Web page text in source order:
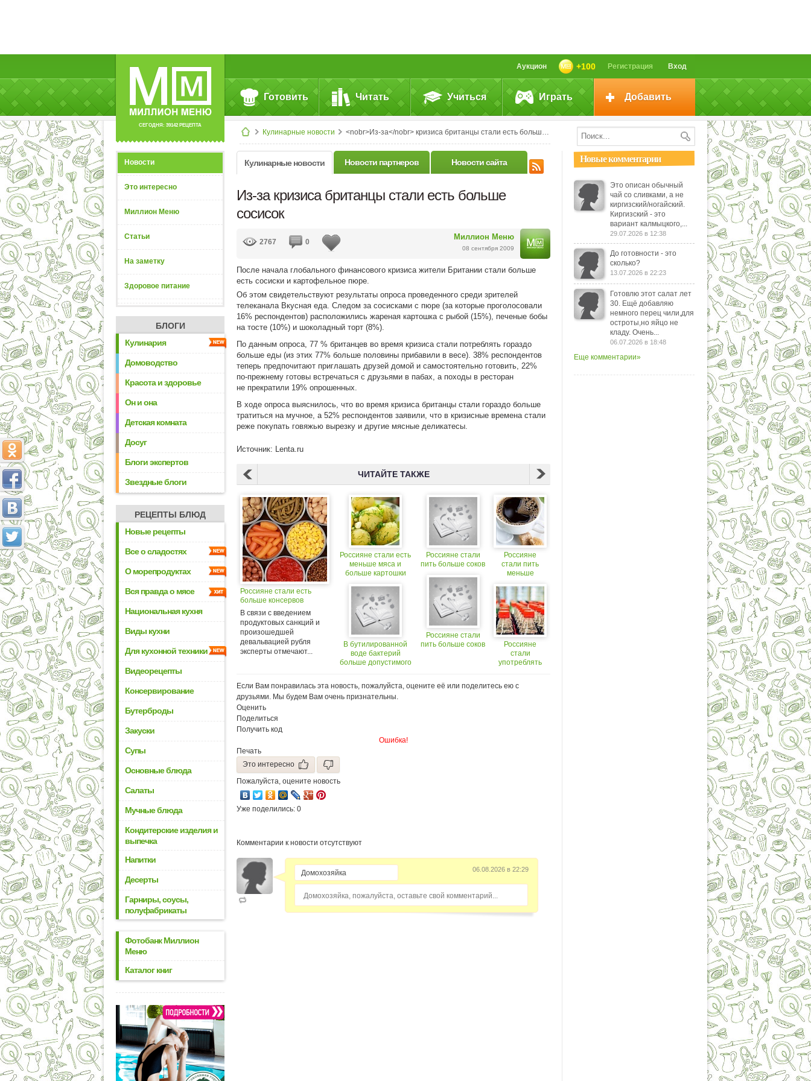
СЕГОДНЯ: 39142 РЕЦЕПТА
Вход
Регистрация
+100
Аукцион
Готовить Читать Учиться Играть Добавить
Кулинарные новости <nobr>Из-за</nobr> кризиса британцы стали есть больше сосисок
Новости
Это интересно
Миллион Меню
Статьи
На заметку
Здоровое питание
БЛОГИ
Кулинария
Домоводство
Красота и здоровье
Он и она
Детская комната
Досуг
Блоги экспертов
Звездные блоги
РЕЦЕПТЫ БЛЮД
Новые рецепты
Все о сладостях
О морепродуктах
Вся правда о мясе
Национальная кухня
Виды кухни
Для кухонной техники
Видеорецепты
Консервирование
Бутерброды
Закуски
Супы
Основные блюда
Салаты
Мучные блюда
Кондитерские изделия и
выпечка
Напитки
Десерты
Гарниры, соусы,
полуфабрикаты
Фотобанк Миллион
Меню
Каталог книг
Кулинарные новости Новости партнеров Новости сайта
Из-закризиса британцы стали есть больше
сосисок
Миллион Меню
08 сентября 2009
2767 0
После начала глобального финансового кризиса жители Британии стали больше
есть сосиски и картофельное пюре.
Об этом свидетельствуют результаты опроса проведенного среди зрителей
телеканала Вкусная еда. Следом за сосисками с пюре (за которые проголосовали
16% респондентов) расположились жареная картошка с рыбой (15%), печеные бобы
на тосте (10%) и шоколадный торт (8%).
По данным опроса, 77 % британцев во время кризиса стали потреблять гораздо
больше еды (из этих 77% больше половины прибавили в весе). 38% респондентов
теперь предпочитают приглашать друзей домой и самостоятельно готовить, 22%
по-прежнему готовы встречаться с друзьями в пабах, а походы в ресторан
не прекратили 19% опрошенных.
В ходе опроса выяснилось, что во время кризиса британцы стали гораздо больше
тратиться на мучное, а 52% респондентов заявили, что в кризисные времена стали
реже покупать говяжью вырезку и другие мясные деликатесы.
Источник: Lenta.ru
ЧИТАЙТЕ ТАКЖЕ
Россияне стали есть
больше консервов
В связи с введением
продуктовых санкций и
произошедшей
девальвацией рубля
эксперты отмечают...
Россияне стали есть
меньше мяса и
больше картошки
В бутилированной
воде бактерий
больше допустимого
крана
безопаснее
Россияне стали
пить больше соков
Россияне стали
пить больше соков
Россияне
стали пить
меньше
больше кофе
Россияне
стали
употреблять
напитков и
Если Вам понравилась эта новость, пожалуйста, оцените её или поделитесь ею с
друзьями. Мы будем Вам очень признательны.
Оценить
Поделиться
Получить код
Ошибка!
Печать
Это интересно
Пожалуйста, оцените новость
Уже поделились: 0
Комментарии к новости отсутствуют
06.08.2026 в 22:29
Домохозяйка, пожалуйста, оставьте свой комментарий...
Новые комментарии
Это описан обычный
чай со сливками, а не
киргизский/ногайский.
Киргизский - это
вариант калмыцкого,...
29.07.2026 в 12:38
До готовности - это
сколько?
13.07.2026 в 22:23
Готовлю этот салат лет
30. Ещё добавляю
немного перец чили,для
остроты,но яйцо не
кладу. Очень...
06.07.2026 в 18:48
Еще комментарии»